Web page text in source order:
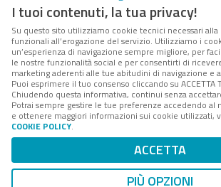
Forumpa.itè una pubblicazione
presso Registro della stampa del
Reg. n. 182 del 2 maggio 2008 -
Stentella
FPA s.r.l. è società soggetta a
Coordinamento da parte di Digital360
è un'azienda certificata per il sistema
Codice Fiscale/Partita IVA n.
n. 1249791. ISP AWS
Mappa del sito
I tuoi contenuti, la tua privacy!
Su questo sito utilizziamo cookie tecnici necessari alla
funzionali all’erogazione del servizio. Utilizziamo i
un’esperienza di navigazione sempre migliore, per
le nostre funzionalità social e per consentirti di
marketing aderenti alle tue abitudini di navigazione e
Puoi esprimere il tuo consenso cliccando su ACCETTA
Chiudendo questa informativa, continui senza
Potrai sempre gestire le tue preferenze accedendo al
e ottenere maggiori informazioni sui cookie utilizzati,
COOKIE POLICY.
ACCETTA
PIÙ OPZIONI